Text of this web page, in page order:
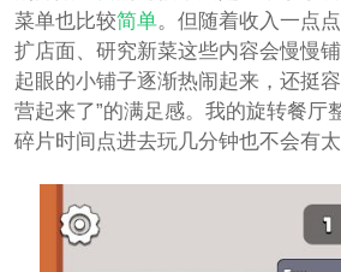
菜单也比较简单。但随着收入一点
扩店面、研究新菜这些内容会慢慢
起眼的小铺子逐渐热闹起来，还挺
营起来了”的满足感。我的旋转餐厅
碎片时间点进去玩几分钟也不会有太